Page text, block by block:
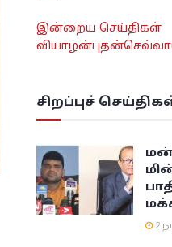
இன்றைய செய்திகள்
வியாழன்புதன்
சிறப்புச்
2